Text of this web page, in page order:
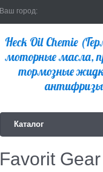
Ваш город:
Каталог
Favorit